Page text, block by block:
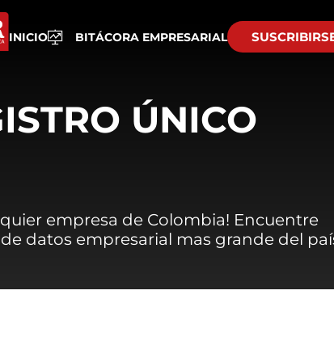
INICIO BITÁCORA EMPRESARIAL
ÚNICO
empresa de Colombia! Encuentre
datos empresarial mas grande del